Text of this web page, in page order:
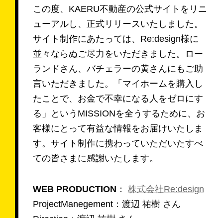
お電話での問い合わせ
0120-726-812
【対応時間】9:00〜22:00 水曜定休
LINEで相談
来店予約する
Follow us
この度、KAERU不動産の公式サイトをリニ
ューアルし、正式リリースいたしました。
サイト制作にあたっては、Re:design様に
並々ならぬご尽力をいただきました。ロー
ランドさん、バチェラーの黄さんにもご助
言いただきました。「マイホームを購入し
たことで、お金で不幸になる人をゼロにす
る」というMISSIONを全うするために、お
客様にとって有益な情報をお届けいたしま
す。サイト制作に携わっていただいたすべ
ての皆さまに感謝いたします。
WEB PRODUCTION ： 株式会社Re:design
ProjectManegement：渡辺 祐樹 さん